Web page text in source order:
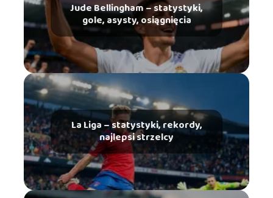
Jude Bellingham – statystyki,
gole, asysty, osiągnięcia
La Liga – statystyki, rekordy,
najlepsi strzelcy